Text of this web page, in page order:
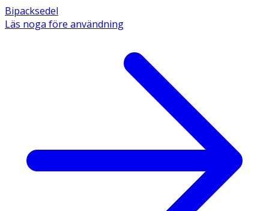
Bipacksedel
Läs noga före användning